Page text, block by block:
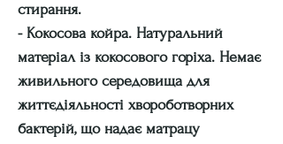
стирання.
- Кокосова койра. Натуральний
матеріал із кокосового горіха. Немає
живильного середовища для
життєдіяльності хвороботворних
бактерій, що надає матрацу